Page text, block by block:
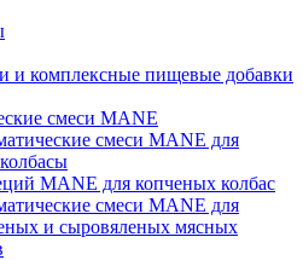
и комплексные пищевые добавки
смеси MANE
смеси MANE для
MANE для копченых колбас
смеси MANE для
и сыровяленых мясных